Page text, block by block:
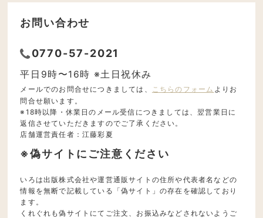
お問い合わせ
0770-57-2021
平日9時〜16時 ※土日祝休み
メールでのお問合せにつきましては、 こちらのフォーム よりお
問合せ願います。
※18時以降・休業日のメール受信につきましては、翌営業日に
返信させていただきますのでご了承ください。
店舗運営責任者：江藤彩夏
※偽サイトにご注意ください
いろは出版株式会社や運営通販サイトの住所や代表者名などの
情報を無断で記載している「偽サイト」の存在を確認しており
ます。
くれぐれも偽サイトにてご注文、お振込みなどされないようご